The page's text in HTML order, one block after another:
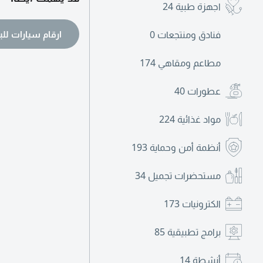
اجهزة طبية 24
فنادق ومنتجعات 0
مطاعم ومقاهي 174
عطورات 40
مواد غذائية 224
أنظمة أمن وحماية 193
مستحضرات تجميل 34
الكترونيات 173
برامج تطبيقية 85
أنشطة 14
ارقام سيارات